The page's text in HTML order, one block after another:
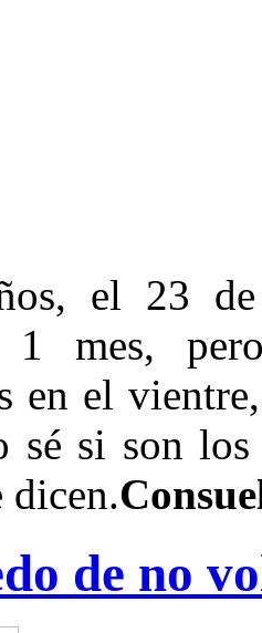
el 23
1 mes,
en el
sé si son
dicen.
de no